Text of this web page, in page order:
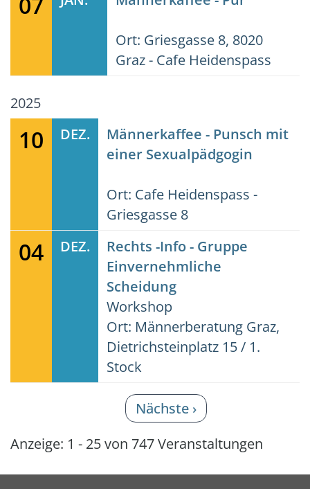
Ort: Griesgasse 8, 8020
Graz - Cafe Heidenspass
2025
10 DEZ.
Männerkaffee - Punsch mit
einer Sexualpädgogin
Ort: Cafe Heidenspass -
Griesgasse 8
04 DEZ.
Rechts -Info - Gruppe
Einvernehmliche
Scheidung
Workshop
Ort: Männerberatung Graz,
Dietrichsteinplatz 15 / 1.
Stock
SeitennummerierungNächste Seite
Nächste ›
Anzeige: 1 - 25 von 747 Veranstaltungen